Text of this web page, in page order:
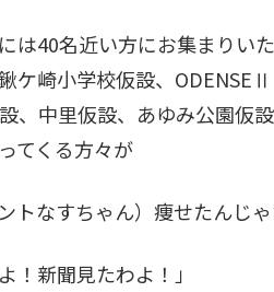
は40名近い方にお集まりい
ケ崎小学校仮設、
、中里仮設、あゆみ公園仮
てくる方々が
トなすちゃん）痩せたんじゃ
！新聞見たわよ！」